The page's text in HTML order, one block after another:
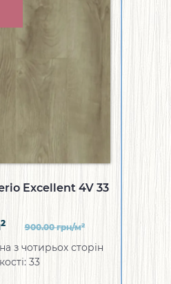
Excellent 4V 33
2 900.00грн/м2
з чотирьох сторін
33